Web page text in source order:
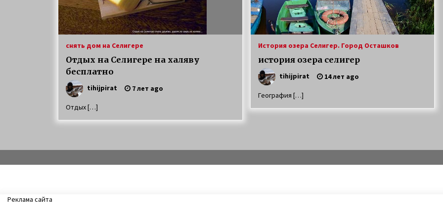
Особенности характера щуки
7 лет ago
Приманки для щуки зимой
7 лет ago
рыбалка осенью на щуку Селигере
12 лет ago
особенности ловли щуки
тролингом на селигере
снять дом на Селигере
Отдых на Селигере на халяву
бесплатно
tihijpirat 7 лет ago
Отдых […]
История озера Селигер. Город Осташков
история озера селигер
tihijpirat 14 лет ago
География […]
Реклама сайта